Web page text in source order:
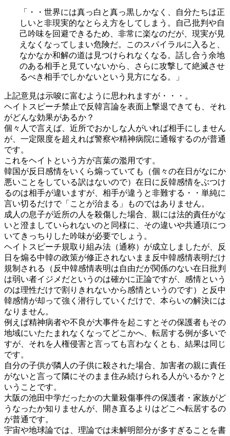
「・・世界には真っ白と真っ黒しかなく、自分たちは正
しいと非現実的なとらえ方をしてしまう。自己批判や自
己吟味を回避できるため、非常に楽なのだが、現実が見
えなくなってしまい危険だ。このスパイラルに入ると、
なかなか和解の道は見つけられなくなる。話し合う余地
のある相手と見ていないから、さらに攻撃して絶滅させ
るべき相手でしかないという見方になる。」
上記意見は示唆に富むように思われますが・・・。
ヘイトスピーチ禁止で反韓言論を表面上撃退できても、それ
がどんな効果があるか？
個々人で言えば、近所でおかしな人がいれば相手にしません
が、一定限度を超えれば警察や精神病院に通報するのが普通
です。
これをヘイトという方が言葉の濫用です。
韓国が反日感情をいくら煽っていても（個々の在日がなにか
悪いことをしている訳はないので）在日に反韓感情をぶつけ
るのは相手が違いますが、相手が違うと非難する・・単純に
言い切るだけで「ことが治まる」ものではありません。
成人の息子が近所の人を殺傷した場合、親には法的責任がな
いと澄ましていられないのと同様に、その違いや共通項につ
いてきっちりした吟味が必要でしょう。
ヘイトスピーチ規取り組み法（通称）が成立しましたが、反
日を煽る中韓の政策が修正されないまま反中韓感情表明だけ
規制される（反中韓感情表明は自由だが関係のない在日批判
は弱い者イジメだというのは確かに正論ですが、感情という
のは理性だけで割りきれないから感情というのです）と反中
韓感情が却って強く潜行していくだけで、本らいの解決には
なりません。
例えば精神病者や不良が大事件を起こすとその保護者もその
地域にいたたまれなくなってどこかへ、転居する例が多いで
すが、それを人権侵害と言っても言わなくとも、結果は同じ
です。
自分の子供が隣人の子供に殺された場合、加害者の親に責任
がないと言って隣にそのまま住み続けられる人がいるか？と
いうことです。
大阪の池田中学だったかの大量殺傷事件の保護者・家族がど
うなったか知りませんが、開き直るよりはどこへ転居するの
が普通です。
宇宙や地球論では、理論では未解明部分が多すぎることを書